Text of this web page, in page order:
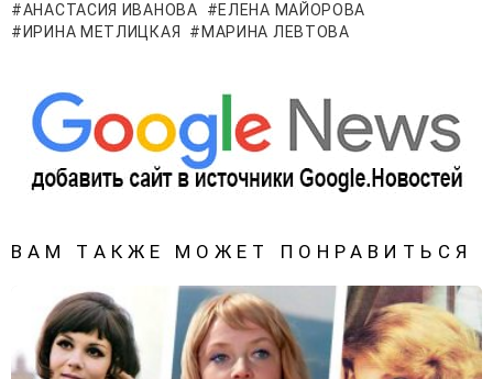
АНАСТАСИЯ ИВАНОВА
ЕЛЕНА МАЙОРОВА
ИРИНА МЕТЛИЦКАЯ
МАРИНА ЛЕВТОВА
ВАМ ТАКЖЕ МОЖЕТ ПОНРАВИТЬСЯ